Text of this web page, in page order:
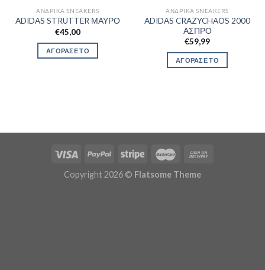
ΑΝΔΡΙΚΆ SNEAKERS
ADIDAS STRUTTER ΜΑΥΡΟ
€45,00
ΑΓΟΡΑΣΕ ΤΟ
ΑΝΔΡΙΚΆ SNEAKERS
ADIDAS CRAZYCHAOS 2000
ΑΣΠΡΟ
€59,99
ΑΓΟΡΑΣΕ ΤΟ
Copyright 2026 © Flatsome Theme